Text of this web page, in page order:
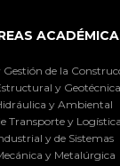
de la
y Geotécnica
y Ambiental
Transporte y Logística
y de Sistemas
y Metalúrgica